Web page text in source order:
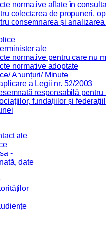
normative aflate în
colectarea de propuneri,
consemnarea și
normative pentru care nu
normative adoptate
Anunțuri/ Minute
a Legii nr. 52/2003
responsabilă
fundațiilor și
ale
-
date